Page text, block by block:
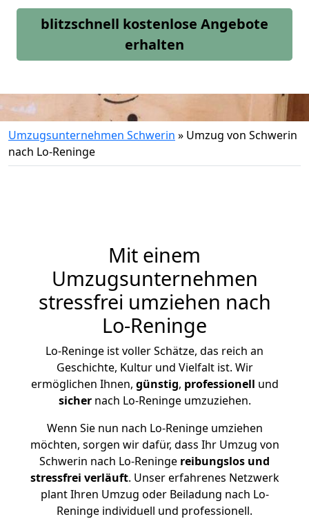
blitzschnell kostenlose Angebote
erhalten
Umzugsunternehmen Schwerin » Umzug von Schwerin
nach Lo-Reninge
Mit einem
Umzugsunternehmen
stressfrei umziehen nach
Lo-Reninge
Lo-Reninge ist voller Schätze, das reich an
Geschichte, Kultur und Vielfalt ist. Wir
ermöglichen Ihnen, günstig, professionell und
sichernach Lo-Reninge umzuziehen.
Wenn Sie nun nach Lo-Reninge umziehen
möchten, sorgen wir dafür, dass Ihr Umzug von
Schwerin nach Lo-Reninge reibungslos und
stressfrei verläuft. Unser erfahrenes Netzwerk
plant Ihren Umzug oder Beiladung nach Lo-
Reninge individuell und professionell.